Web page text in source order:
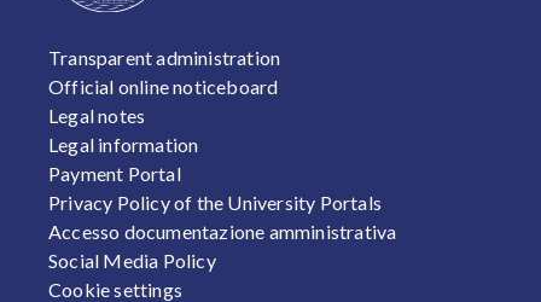
FOOTER 1
Transparent administration
Official online noticeboard
Legal notes
Legal information
Payment Portal
Privacy Policy of the University Portals
Accesso documentazione amministrativa
Social Media Policy
Cookie settings